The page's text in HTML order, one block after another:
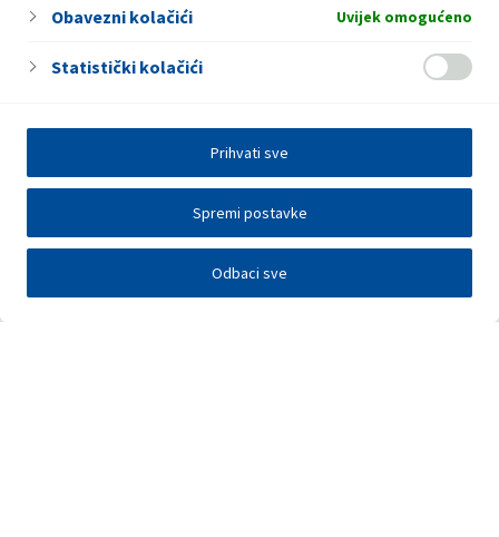
Obavezni kolačići Uvijek omogućeno
Statistički kolačići
Odbaci sve
Spremi postavke
Prihvati sve